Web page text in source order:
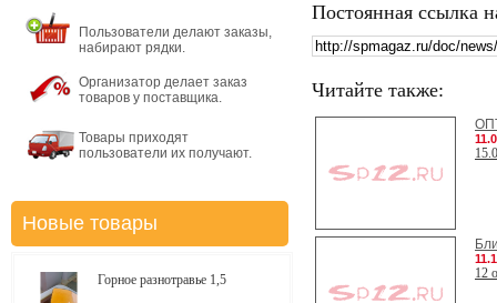
Постоянная ссылка
Читайте также:
12
Пользователи делают заказы,
набирают рядки.
Организатор делает заказ
товаров у поставщика.
Товары приходят
пользователи их получают.
Новые товары
Горное разнотравье 1,5